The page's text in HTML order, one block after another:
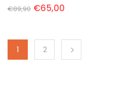
€89,90 €65,00
1 2